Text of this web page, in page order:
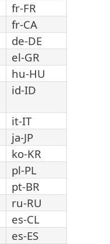
fr-FR
fr-CA
de-DE
el-GR
hu-HU
id-ID
it-IT
ja-JP
ko-KR
pl-PL
pt-BR
ru-RU
es-CL
es-ES